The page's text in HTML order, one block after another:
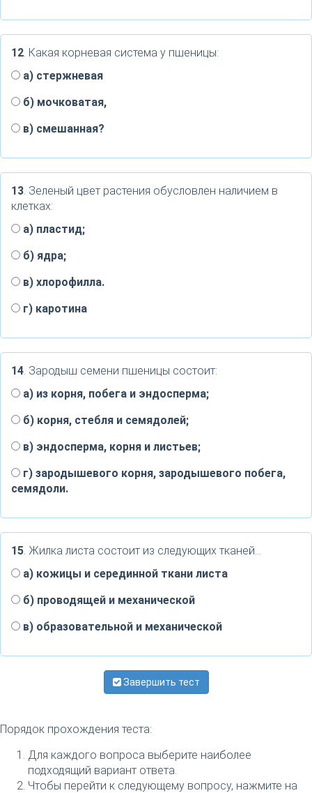
12. Какая корневая система у пшеницы:
а) стержневая
б) мочковатая,
в) смешанная?
13. Зеленый цвет растения обусловлен наличием в
клетках:
a) пластид;
б) ядра;
в) хлорофилла.
г) каротина
14. Зародыш семени пшеницы состоит:
a) из корня, побега и эндосперма;
б) корня, стебля и семядолей;
в) эндосперма, корня и листьев;
г) зародышевого корня, зародышевого побега,
семядоли.
15. Жилка листа состоит из следующих тканей...
а) кожицы и серединной ткани листа
б) проводящей и механической
в) образовательной и механической
Завершить тест
Порядок прохождения теста:
Для каждого вопроса выберите наиболее
подходящий вариант ответа.
Чтобы перейти к следующему вопросу, нажмите на